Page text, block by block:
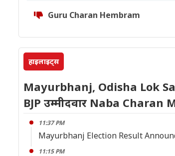
Guru Charan Hembram
हाइलाइट्स
Mayurbhanj, Odisha Lok
BJP उम्मीदवार Naba Charan
11:37 PM
Mayurbhanj Election Result
11:15 PM